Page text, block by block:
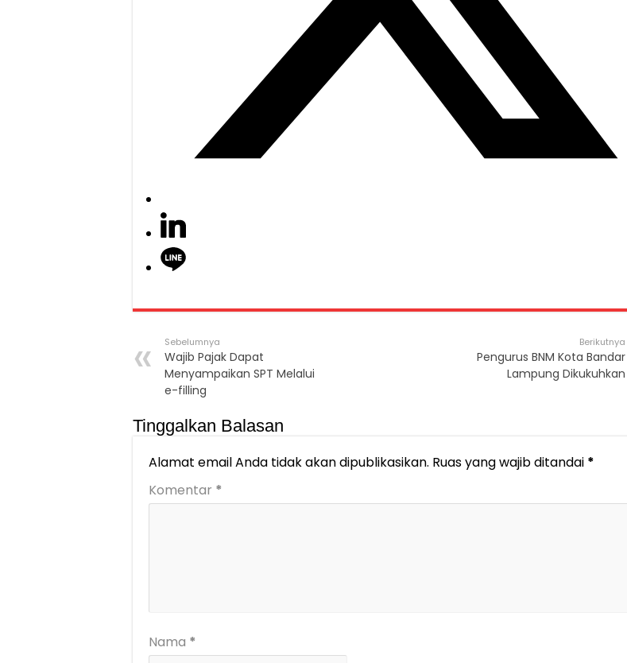
Sebelumnya
Wajib Pajak Dapat
Menyampaikan SPT Melalui
e-filling
Berikutnya
Pengurus BNM Kota Bandar
Lampung Dikukuhkan
Tinggalkan Balasan
Alamat email Anda tidak akan dipublikasikan. Ruas yang wajib ditandai *
Komentar *
Nama *